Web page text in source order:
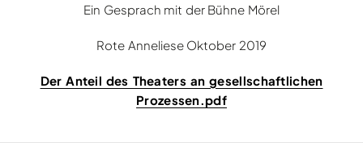
Ein Gesprach mit der Bühne Mörel
Rote Anneliese Oktober 2019
Der Anteil des Theaters an gesellschaftlichen
Prozessen.pdf